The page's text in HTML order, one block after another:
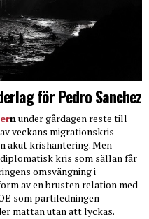
för Pedro Sanchez
nunder gårdagen reste till
veckans migrationskris
akut krishantering. Men
kris som sällan får
omsvängning i
av en brusten relation med
som partiledningen
mattan utan att lyckas.